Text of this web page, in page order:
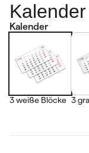
Kalender
Kalender
3 weiße Blöcke 3